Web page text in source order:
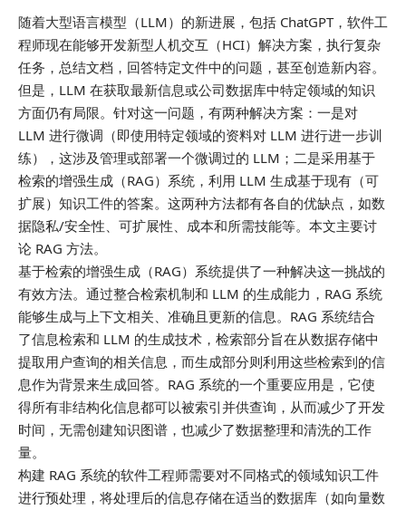
随着大型语言模型（LLM）的新进展，包括 ChatGPT，软件工
程师现在能够开发新型人机交互（HCI）解决方案，执行复杂
任务，总结文档，回答特定文件中的问题，甚至创造新内容。
但是，LLM 在获取最新信息或公司数据库中特定领域的知识
方面仍有局限。针对这一问题，有两种解决方案：一是对
LLM 进行微调（即使用特定领域的资料对 LLM 进行进一步训
练），这涉及管理或部署一个微调过的 LLM；二是采用基于
检索的增强生成（RAG）系统，利用 LLM 生成基于现有（可
扩展）知识工件的答案。这两种方法都有各自的优缺点，如数
据隐私/安全性、可扩展性、成本和所需技能等。本文主要讨
论 RAG 方法。
基于检索的增强生成（RAG）系统提供了一种解决这一挑战的
有效方法。通过整合检索机制和 LLM 的生成能力，RAG 系统
能够生成与上下文相关、准确且更新的信息。RAG 系统结合
了信息检索和 LLM 的生成技术，检索部分旨在从数据存储中
提取用户查询的相关信息，而生成部分则利用这些检索到的信
息作为背景来生成回答。RAG 系统的一个重要应用是，它使
得所有非结构化信息都可以被索引并供查询，从而减少了开发
时间，无需创建知识图谱，也减少了数据整理和清洗的工作
量。
构建 RAG 系统的软件工程师需要对不同格式的领域知识工件
进行预处理，将处理后的信息存储在适当的数据库（如向量数